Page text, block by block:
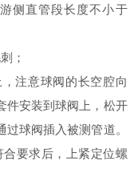
侧直管段长度不小于
刺；
注意球阀的长空腔向
件安装到球阀上，松开
球阀插入被测管道。
要求后，上紧定位螺